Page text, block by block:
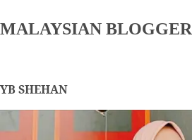
MALAYSIAN BLOGGER
YB SHEHAN